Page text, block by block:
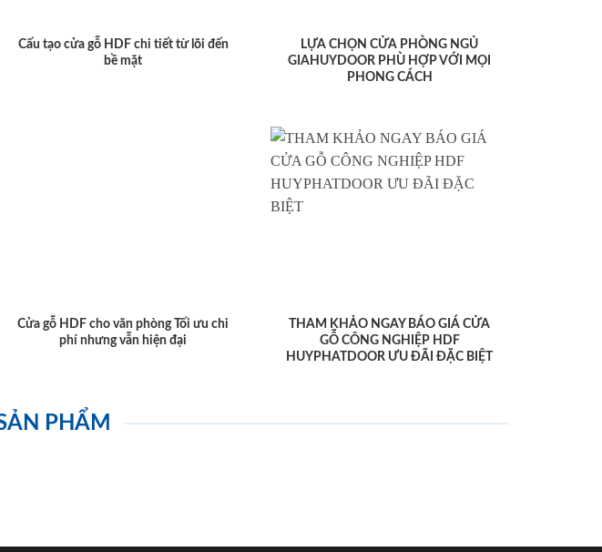
Cấu tạo cửa gỗ HDF chi tiết từ lõi đến
bề mặt
LỰA CHỌN CỬA PHÒNG NGỦ
GIAHUYDOOR PHÙ HỢP VỚI MỌI
PHONG CÁCH
Cửa gỗ HDF cho văn phòng Tối ưu chi
phí nhưng vẫn hiện đại
THAM KHẢO NGAY BÁO GIÁ CỬA
GỖ CÔNG NGHIỆP HDF
HUYPHATDOOR ƯU ĐÃI ĐẶC BIỆT
PHẨM